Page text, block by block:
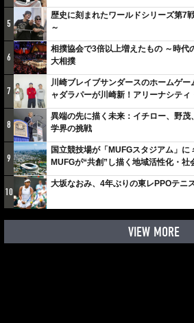
5
歴史に刻まれたワールドシリーズ第7
～
6
相撲協会で3倍以上増えたもの ～時代
大相撲
7
川崎ブレイブサンダースのホームゲ
ャダラパーが川崎新！アリーナシテ
しみでしかないでしょ。川崎は、ずっ
8
異端の先に描く未来：イチロー、野
学界の挑戦
9
国立競技場が「MUFGスタジアム」
MUFGが“共創”し描く地域活性化・
10
大坂なおみ、4年ぶりの東レPPOテニ
VIEW MORE